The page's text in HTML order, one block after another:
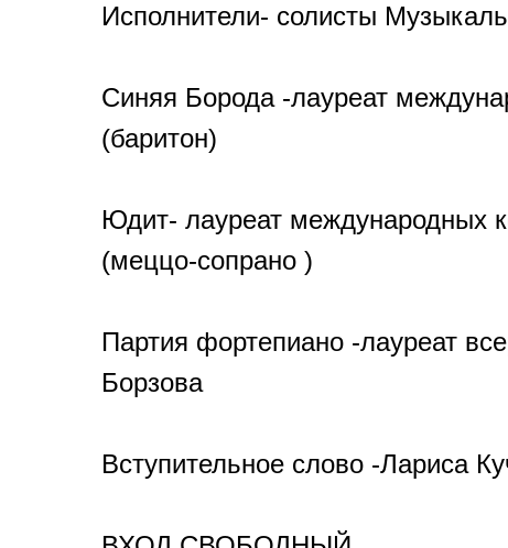
Исполнители- солисты
Синяя Борода -лауреат
(баритон)
Юдит- лауреат международных
(меццо-сопрано )
Партия фортепиано -лауреат
Борзова
Вступительное слово -Лариса